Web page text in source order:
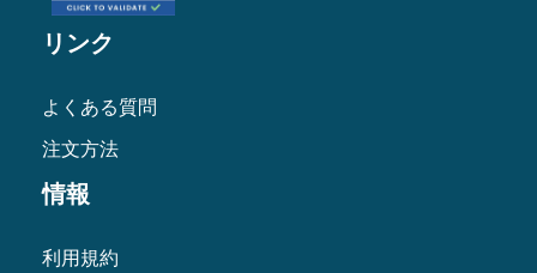
リンク
よくある質問
注文方法
情報
利用規約